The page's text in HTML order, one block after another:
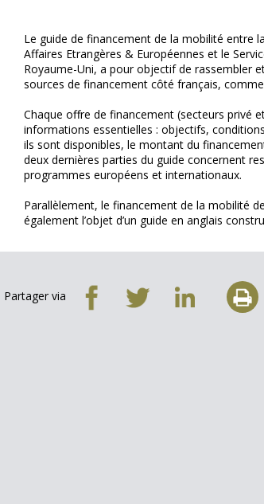
Le guide de financement de la mobilité entre
Affaires Etrangères & Européennes et le
Royaume-Uni, a pour objectif de rassembler
sources de financement côté français,
Chaque offre de financement (secteurs privé
informations essentielles : objectifs,
ils sont disponibles, le montant du
deux dernières parties du guide concernent
programmes européens et internationaux.
Parallèlement, le financement de la mobilité
également l’objet d’un guide en anglais
Partager via